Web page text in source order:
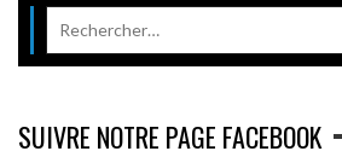
SUIVRE NOTRE PAGE FACEBOOK